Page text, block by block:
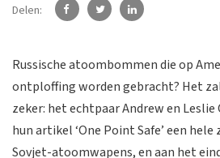
Delen:
Russische atoombommen die op
ontploffing worden gebracht? Het
zeker: het echtpaar Andrew en
hun artikel ‘One Point Safe’ een
Sovjet-atoomwapens, en aan het